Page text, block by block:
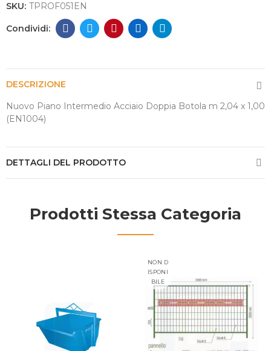
SKU: TPROF051EN
DESCRIZIONE
Nuovo Piano Intermedio Acciaio Doppia Botola m 2,04 x 1,00
(EN1004)
DETTAGLI DEL PRODOTTO
Prodotti Stessa Categoria
NON D
ISPONI
BILE